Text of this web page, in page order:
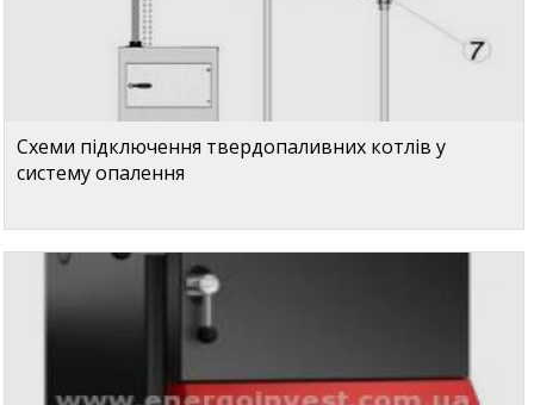
Схеми підключення твердопаливних котлів у
систему опалення